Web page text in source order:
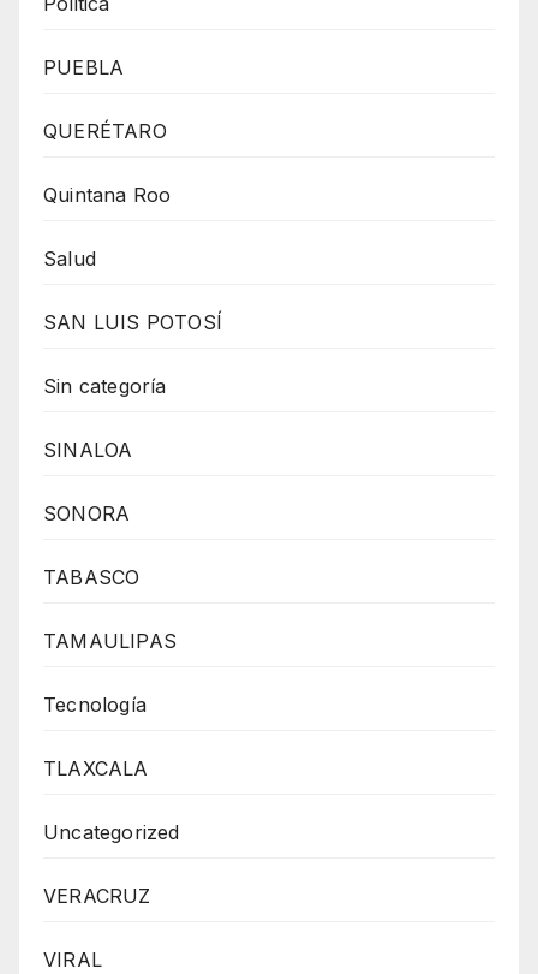
PUEBLA
QUERÉTARO
Quintana Roo
Salud
SAN LUIS POTOSÍ
Sin categoría
SINALOA
SONORA
TABASCO
TAMAULIPAS
Tecnología
TLAXCALA
Uncategorized
VERACRUZ
VIRAL